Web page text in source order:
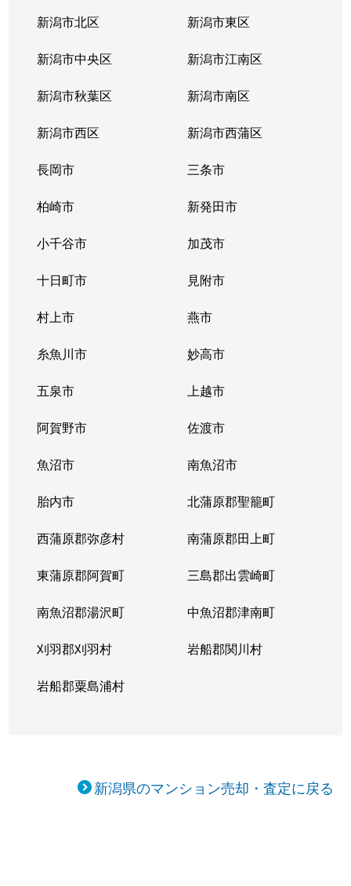
新潟市北区 新潟市東区
新潟市中央区 新潟市江南区
新潟市秋葉区 新潟市南区
新潟市西区 新潟市西蒲区
長岡市 三条市
柏崎市 新発田市
小千谷市 加茂市
十日町市 見附市
村上市 燕市
糸魚川市 妙高市
五泉市 上越市
阿賀野市 佐渡市
魚沼市 南魚沼市
胎内市 北蒲原郡聖籠町
西蒲原郡弥彦村 南蒲原郡田上町
東蒲原郡阿賀町 三島郡出雲崎町
南魚沼郡湯沢町 中魚沼郡津南町
刈羽郡刈羽村 岩船郡関川村
岩船郡粟島浦村
新潟県のマンション売却・査定に戻る